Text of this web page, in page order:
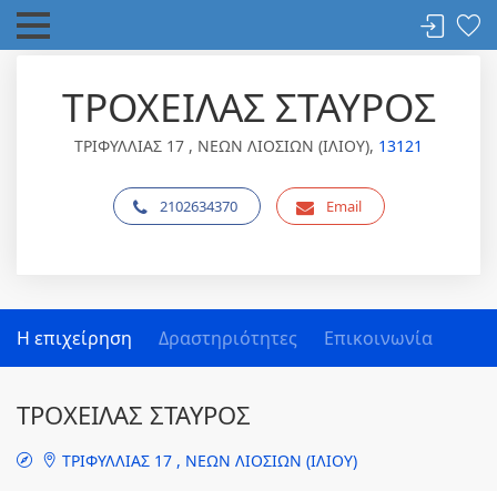
ΤΡΟΧΕΙΛΑΣ ΣΤΑΥΡΟΣ
ΤΡΙΦΥΛΛΙΑΣ 17 , ΝΕΩΝ ΛΙΟΣΙΩΝ (ΙΛΙΟΥ), 13121
2102634370 Email
Η επιχείρηση Δραστηριότητες Επικοινωνία
ΤΡΟΧΕΙΛΑΣ ΣΤΑΥΡΟΣ
ΤΡΙΦΥΛΛΙΑΣ 17 , ΝΕΩΝ ΛΙΟΣΙΩΝ (ΙΛΙΟΥ)